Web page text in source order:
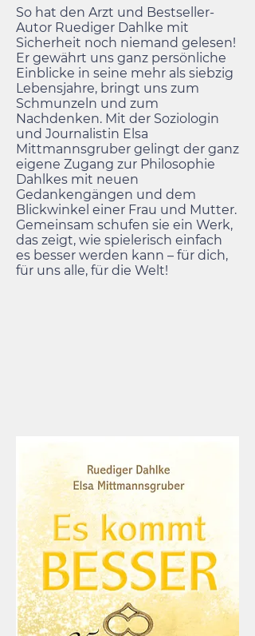
So hat den Arzt und Bestseller-
Autor Ruediger Dahlke mit
Sicherheit noch niemand gelesen!
Er gewährt uns ganz persönliche
Einblicke in seine mehr als siebzig
Lebensjahre, bringt uns zum
Schmunzeln und zum
Nachdenken. Mit der Soziologin
und Journalistin Elsa
Mittmannsgruber gelingt der ganz
eigene Zugang zur Philosophie
Dahlkes mit neuen
Gedankengängen und dem
Blickwinkel einer Frau und Mutter.
Gemeinsam schufen sie ein Werk,
das zeigt, wie spielerisch einfach
es besser werden kann – für dich,
für uns alle, für die Welt!